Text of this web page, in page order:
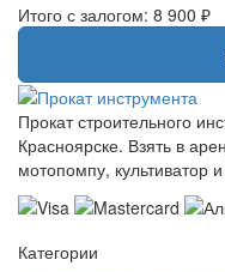
Итого с залогом: 8 900 ₽
Прокат строительного
Красноярске. Взять в
мотопомпу, культиватор
Категории